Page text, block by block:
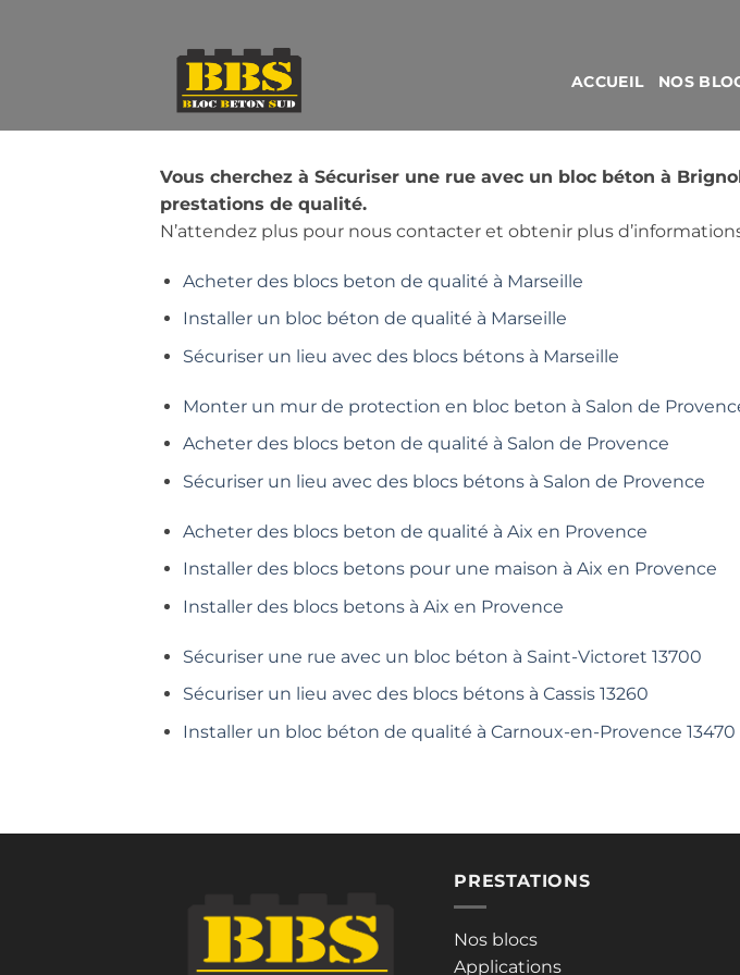
ACCUEIL NOS
Vous cherchez à Sécuriser une rue avec un bloc béton à
prestations de qualité.
N’attendez plus pour nous contacter et obtenir plus
Acheter des blocs beton de qualité à Marseille
Installer un bloc béton de qualité à Marseille
Sécuriser un lieu avec des blocs bétons à Marseille
Monter un mur de protection en bloc beton à Salon de
Acheter des blocs beton de qualité à Salon de Provence
Sécuriser un lieu avec des blocs bétons à Salon de Provence
Acheter des blocs beton de qualité à Aix en Provence
Installer des blocs betons pour une maison à Aix en Provence
Installer des blocs betons à Aix en Provence
Sécuriser une rue avec un bloc béton à Saint-Victoret 13700
Sécuriser un lieu avec des blocs bétons à Cassis 13260
Installer un bloc béton de qualité à Carnoux-en-Provence 13470
PRESTATIONS
Nos blocs
Applications